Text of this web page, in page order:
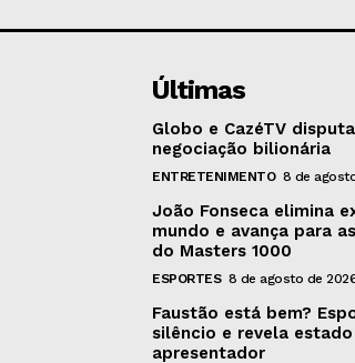
Últimas
Globo e CazéTV
negociação bilionária
ENTRETENIMENTO 8 de
João Fonseca elimina
mundo e avança para
do Masters 1000
ESPORTES 8 de agosto de
Faustão está bem?
silêncio e revela
apresentador